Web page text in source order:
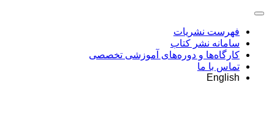
فهرست نشریات
سامانه نشر کتاب
کارگاه‌ها و دوره‌های آموزشی تخصصی
تماس با ما
English